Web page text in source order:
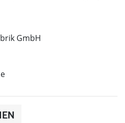
GmbH